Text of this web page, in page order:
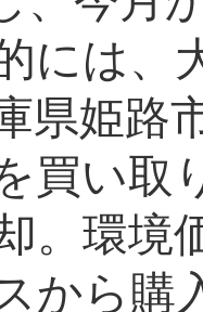
には、
県姫路
買い取
。環境
から購